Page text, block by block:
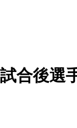
合後選